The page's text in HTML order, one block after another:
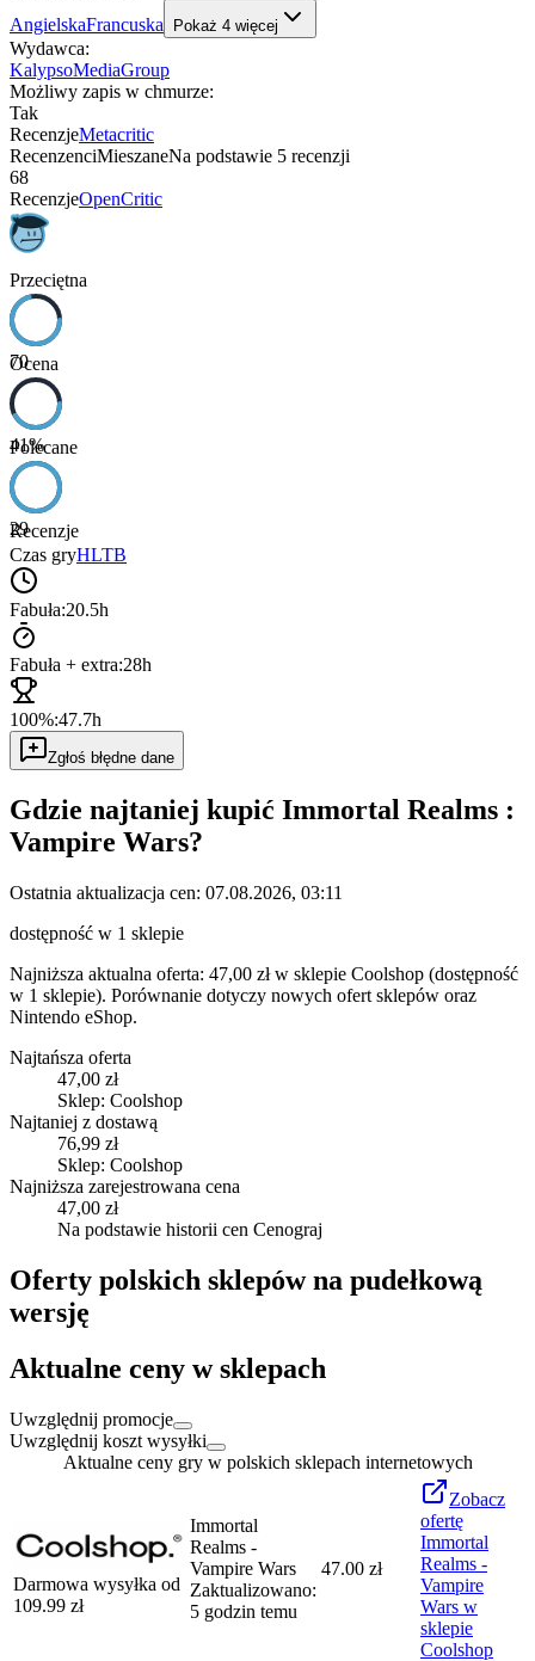
AngielskaFrancuska Pokaż 4 więcej
Wydawca:
KalypsoMediaGroup
Możliwy zapis w chmurze:
Tak
RecenzjeMetacritic
RecenzenciMieszaneNa podstawie 5 recenzji
68
RecenzjeOpenCritic
Przeciętna
70
Ocena
41%
Polecane
29
Recenzje
Czas gryHLTB
Fabuła:20.5h
Fabuła + extra:28h
100%:47.7h
Zgłoś błędne dane
Gdzie najtaniej kupić Immortal Realms :
Vampire Wars?
Ostatnia aktualizacja cen: 07.08.2026, 03:11
dostępność w 1 sklepie
Najniższa aktualna oferta: 47,00 zł w sklepie Coolshop (dostępność
w 1 sklepie). Porównanie dotyczy nowych ofert sklepów oraz
Nintendo eShop.
Najtańsza oferta
47,00 zł
Sklep: Coolshop
Najtaniej z dostawą
76,99 zł
Sklep: Coolshop
Najniższa zarejestrowana cena
47,00 zł
Na podstawie historii cen Cenograj
Oferty polskich sklepów na pudełkową
wersję
Aktualne ceny w sklepach
Uwzględnij promocje
Uwzględnij koszt wysyłki
Aktualne ceny gry w polskich sklepach internetowych
Darmowa wysyłka od
109.99 zł
Immortal
Realms -
Vampire Wars
Zaktualizowano:
5 godzin temu
47.00 zł
Zobacz
ofertę
Immortal
Realms -
Vampire
Wars w
sklepie
Coolshop